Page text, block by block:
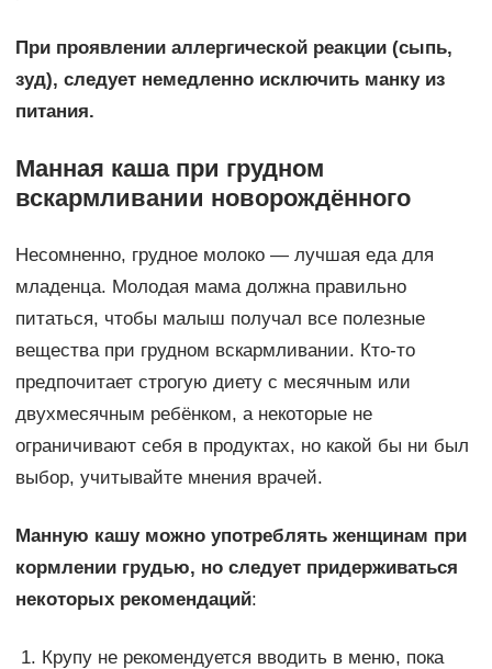
При проявлении аллергической реакции (сыпь,
зуд), следует немедленно исключить манку из
питания.
Манная каша при грудном
вскармливании новорождённого
Несомненно, грудное молоко — лучшая еда для
младенца. Молодая мама должна правильно
питаться, чтобы малыш получал все полезные
вещества при грудном вскармливании. Кто-то
предпочитает строгую диету с месячным или
двухмесячным ребёнком, а некоторые не
ограничивают себя в продуктах, но какой бы ни был
выбор, учитывайте мнения врачей.
Манную кашу можно употреблять женщинам при
кормлении грудью, но следует придерживаться
некоторых рекомендаций:
Крупу не рекомендуется вводить в меню, пока